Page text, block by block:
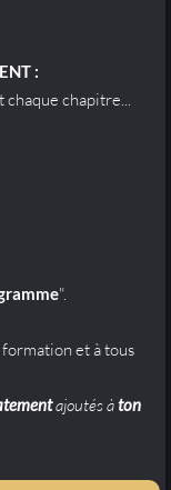
:
chaque chapitre...
".
et à tous
ajoutés àton